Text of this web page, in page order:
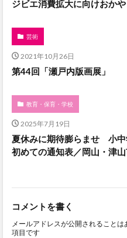
ジビエ消費拡大に向けおか
芸術
2021年10月26日
第44回「瀬戸内版画展」
教育・保育・学校
2025年7月19日
夏休みに期待膨らませ 小
初めての通知表／岡山・津
コメントを書く
メールアドレスが公開されることは
項目です